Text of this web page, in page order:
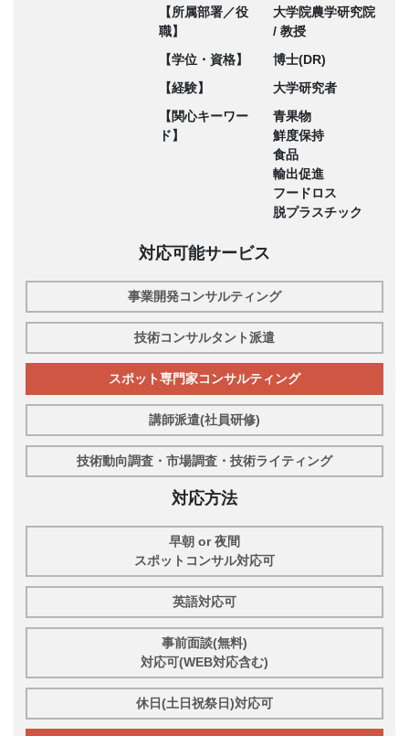
【所属部署／役
職】
大学院農学研究院
/ 教授
【学位・資格】
博士(DR)
【経験】
大学研究者
【関心キーワー
ド】
青果物
鮮度保持
食品
輸出促進
フードロス
脱プラスチック
対応可能サービス
事業開発コンサルティング
技術コンサルタント派遣
スポット専門家コンサルティング
講師派遣(社員研修)
技術動向調査・市場調査・技術ライティング
対応方法
早朝 or 夜間
スポットコンサル対応可
英語対応可
事前面談(無料)
対応可(WEB対応含む)
休日(土日祝祭日)対応可